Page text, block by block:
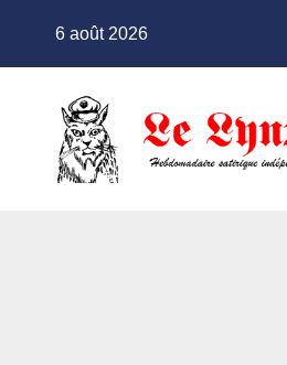
6 août 2026